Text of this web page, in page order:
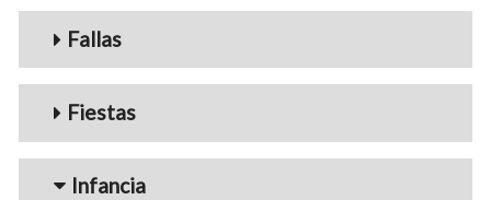
Fallas
Fiestas
Infancia